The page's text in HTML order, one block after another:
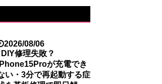
2026/08/06
DIY修理失敗？
が充電でき
い・3分で再起動する症